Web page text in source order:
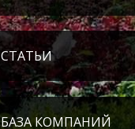
СТАТЬИ
БАЗА КОМПАНИЙ